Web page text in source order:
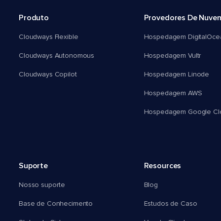
Produto
Cloudways Flexible
Cloudways Autonomous
Cloudways Copilot
Provedores De
Hospedagem
Hospedagem Vultr
Hospedagem Linode
Hospedagem AWS
Hospedagem Google
Suporte
Nosso suporte
Base de Conhecimento
Resources
Blog
Estudos de Caso